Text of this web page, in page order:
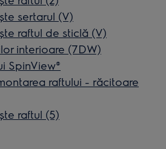
sertarul (V)
raftul de sticlă (V)
interioare (7DW)
SpinView®
raftului - răcitoare
raftul (5)